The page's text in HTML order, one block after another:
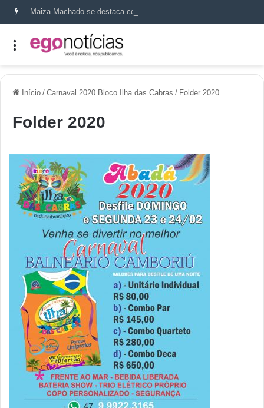
Início / Carnaval 2020 Bloco Ilha das Cabras / Folder 2020
Folder 2020